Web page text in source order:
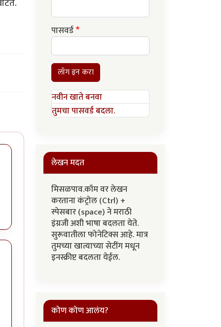
पासवर्ड
लॉग इन करा
नवीन खाते बनवा
तुमचा पासवर्ड बदला.
लेखन मदत
मिसळपाव.कॉम वर लेखन
करताना कंट्रोल (Ctrl) +
स्पेसबार (space) ने मराठी
इंग्रजी अशी भाषा बदलता येते.
सुरूवातीला फोनेटिक्स आहे. मात्र
तुमच्या खात्याच्या सेटींग मधून
इनस्क्रीप्ट बदलता येईल.
कोण कोण आलंय?